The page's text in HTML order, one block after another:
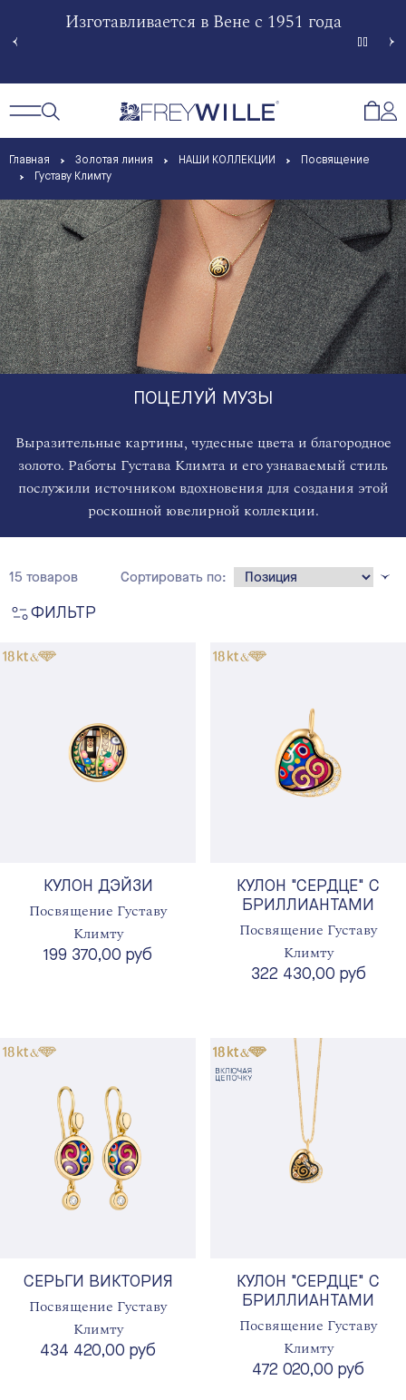
Изготавливается в Вене с 1951 года
Открыть / Закрыть навигацию
Открытый поиск
Главная Золотая линия НАШИ КОЛЛЕКЦИИ
Посвящение
Густаву Климту
ПОЦЕЛУЙ МУЗЫ
Выразительные картины, чудесные цвета и благородное
золото. Работы Густава Климта и его узнаваемый стиль
послужили источником вдохновения для создания этой
роскошной ювелирной коллекции.
ФИЛЬТР
КУЛОН ДЭЙЗИ
Посвящение Густаву
Климту
199 370,00 руб
КУЛОН "СЕРДЦЕ" С
БРИЛЛИАНТАМИ
Посвящение Густаву
Климту
322 430,00 руб
СЕРЬГИ ВИКТОРИЯ
Посвящение Густаву
Климту
434 420,00 руб
КУЛОН "СЕРДЦЕ" С
БРИЛЛИАНТАМИ
Посвящение Густаву
Климту
472 020,00 руб
15 товаров Сортировать по: